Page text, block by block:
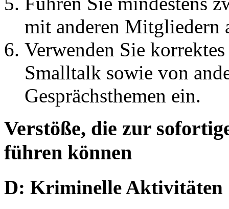
mit anderen Mitgliedern
Verwenden Sie
Smalltalk sowie von
Gesprächsthemen ein.
Verstöße, die zur
führen können
D: Kriminelle Aktivitäten